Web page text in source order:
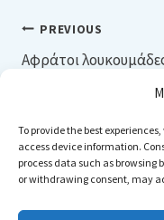
To provide the best
access device information.
process data such as browsing
or withdrawing consent, may
Post
PREVIOUS
Αφράτοι
πραλίνα σοκολάτα &